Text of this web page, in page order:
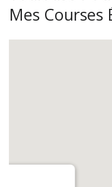
Mes Courses